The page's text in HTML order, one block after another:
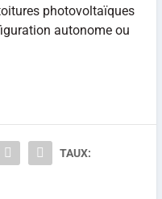
photovoltaïques
autonome ou
TAUX: